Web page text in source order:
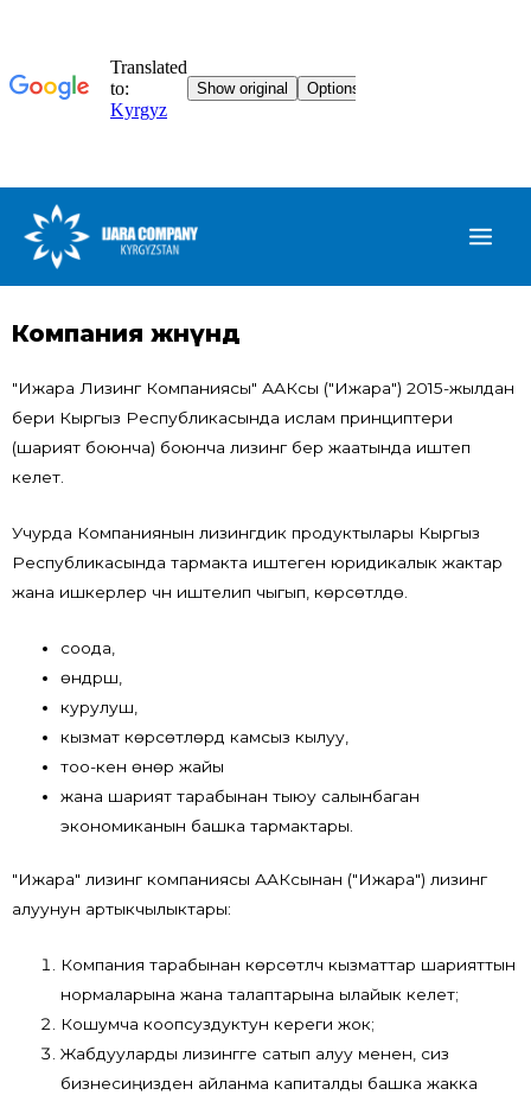
Компания жөнүндө
"Ижара Лизинг Компаниясы" ААКсы ("Ижара") 2015-жылдан
бери Кыргыз Республикасында ислам принциптери
(шарият боюнча) боюнча лизинг берүү жаатында иштеп
келет.
Учурда Компаниянын лизингдик продуктылары Кыргыз
Республикасында тармакта иштеген юридикалык жактар ​​
жана ишкерлер үчүн иштелип чыгып, көрсөтүлүүдө.
соода,
өндүрүш,
курулуш,
кызмат көрсөтүүлөрдү камсыз кылуу,
тоо-кен өнөр жайы
жана шарият тарабынан тыюу салынбаган
экономиканын башка тармактары.
"Ижара" лизинг компаниясы ААКсынан ("Ижара") лизинг
алуунун артыкчылыктары:
Компания тарабынан көрсөтүлүүчү кызматтар шарияттын
нормаларына жана талаптарына ылайык келет;
Кошумча коопсуздуктун кереги жок;
Жабдууларды лизингге сатып алуу менен, сиз
бизнесиңизден айланма капиталды башка жакка